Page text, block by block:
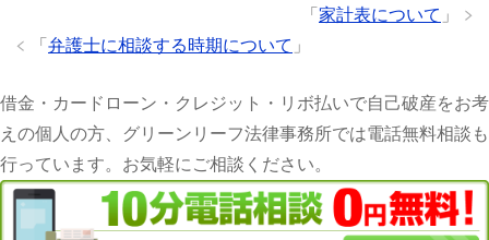
「 家計表について 」
「 弁護士に相談する時期について 」
借金・カードローン・クレジット・リボ払いで自己破産をお考
えの個人の方、グリーンリーフ法律事務所では電話無料相談も
行っています。お気軽にご相談ください。